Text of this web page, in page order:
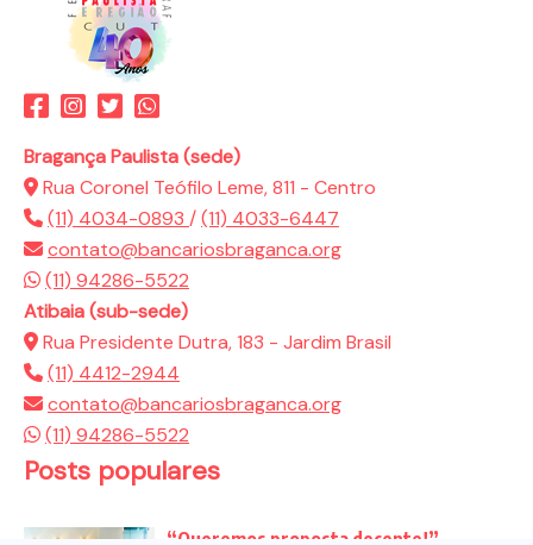
Bragança Paulista (sede)
Rua Coronel Teófilo Leme, 811 - Centro
(11) 4034-0893 /(11) 4033-6447
contato@bancariosbraganca.org
(11) 94286-5522
Atibaia (sub-sede)
Rua Presidente Dutra, 183 - Jardim Brasil
(11) 4412-2944
contato@bancariosbraganca.org
(11) 94286-5522
Posts populares
“Queremos proposta decente!”